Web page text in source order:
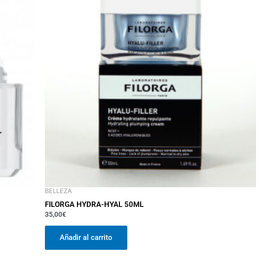
BELLEZA
FILORGA HYDRA-HYAL 50ML
35,00€
Añadir al carrito